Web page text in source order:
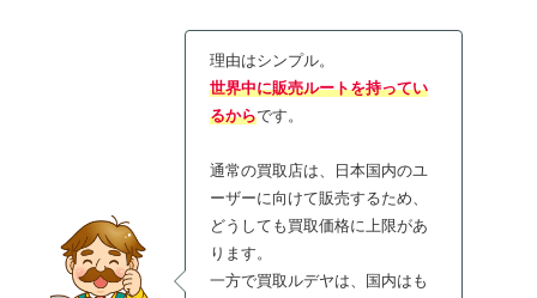
理由はシンプル。
世界中に販売ルートを持ってい
るからです。
通常の買取店は、日本国内のユ
ーザーに向けて販売するため、
どうしても買取価格に上限があ
ります。
一方で買取ルデヤは、国内はも